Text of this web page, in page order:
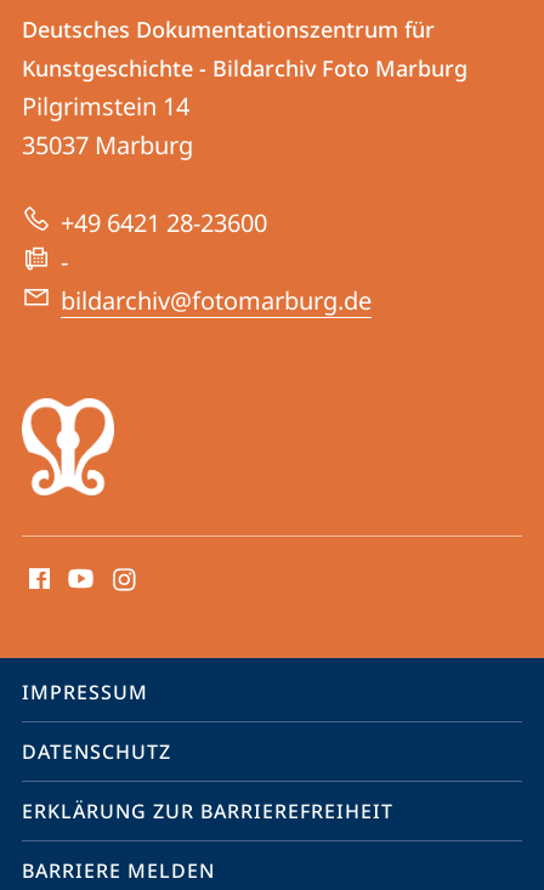
Kontakt
und
Informationen
zur
Website
Kontaktinformationen
Deutsches
Dokumentationszentrum
für
Kunstgeschichte
-
Bildarchiv
Foto
Marburg
Deutsches Dokumentationszentrum für
Kunstgeschichte - Bildarchiv Foto Marburg
Pilgrimstein 14
35037 Marburg
+49 6421 28-23600
-
bildarchiv@fotomarburg.de
Media
Service-
Navigation
IMPRESSUM
DATENSCHUTZ
ERKLÄRUNG ZUR BARRIEREFREIHEIT
BARRIERE MELDEN